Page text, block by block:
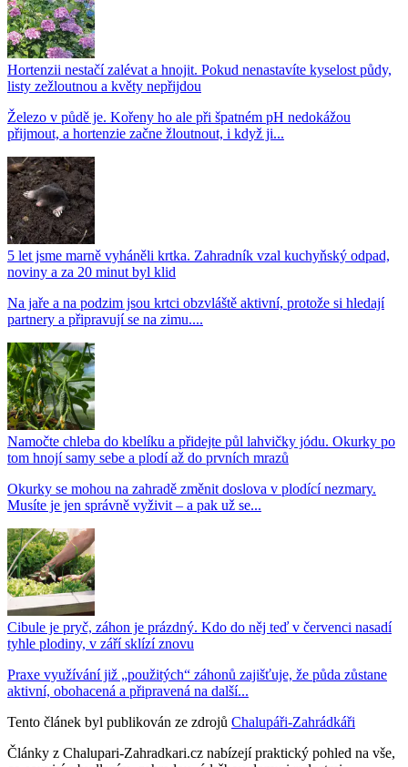
Hortenzii nestačí zalévat a hnojit. Pokud nenastavíte kyselost půdy,
listy zežloutnou a květy nepřijdou
Železo v půdě je. Kořeny ho ale při špatném pH nedokážou
přijmout, a hortenzie začne žloutnout, i když ji...
5 let jsme marně vyháněli krtka. Zahradník vzal kuchyňský odpad,
noviny a za 20 minut byl klid
Na jaře a na podzim jsou krtci obzvláště aktivní, protože si hledají
partnery a připravují se na zimu....
Namočte chleba do kbelíku a přidejte půl lahvičky jódu. Okurky po
tom hnojí samy sebe a plodí až do prvních mrazů
Okurky se mohou na zahradě změnit doslova v plodící nezmary.
Musíte je jen správně vyživit – a pak už se...
Cibule je pryč, záhon je prázdný. Kdo do něj teď v červenci nasadí
tyhle plodiny, v září sklízí znovu
Praxe využívání již „použitých“ záhonů zajišťuje, že půda zůstane
aktivní, obohacená a připravená na další...
Tento článek byl publikován ze zdrojů Chalupáři-Zahrádkáři
Články z Chalupari-Zahradkari.cz nabízejí praktický pohled na vše,